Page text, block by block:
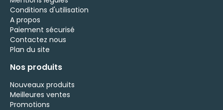
Conditions d'utilisation
A propos
Paiement sécurisé
Contactez nous
Plan du site
Nos produits
Nouveaux produits
Meilleures ventes
Promotions